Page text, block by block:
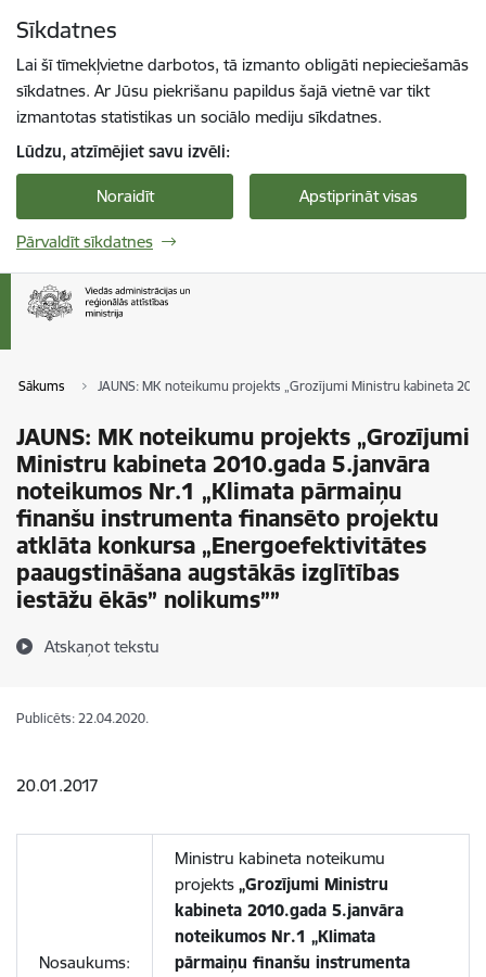
Sīkdatnes
Lai šī tīmekļvietne darbotos, tā izmanto obligāti nepieciešamās
sīkdatnes. Ar Jūsu piekrišanu papildus šajā vietnē var tikt
izmantotas statistikas un sociālo mediju sīkdatnes.
Lūdzu, atzīmējiet savu izvēli:
Noraidīt Apstiprināt visas
Pārvaldīt sīkdatnes
Sākums JAUNS: MK noteikumu projekts „Grozījumi Ministru kabineta
JAUNS: MK noteikumu projekts „Grozījumi
Ministru kabineta 2010.gada 5.janvāra
noteikumos Nr.1 „Klimata pārmaiņu
finanšu instrumenta finansēto projektu
atklāta konkursa „Energoefektivitātes
paaugstināšana augstākās izglītības
iestāžu ēkās” nolikums””
Atskaņot tekstu
Publicēts: 22.04.2020.
20.01.2017
Nosaukums:
Ministru kabineta noteikumu
projekts „Grozījumi Ministru
kabineta 2010.gada 5.janvāra
noteikumos Nr.1 „Klimata
pārmaiņu finanšu instrumenta